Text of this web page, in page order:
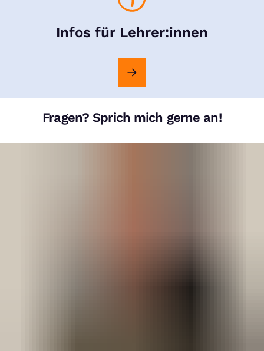
Infos für Lehrer:innen
Fragen? Sprich mich gerne an!